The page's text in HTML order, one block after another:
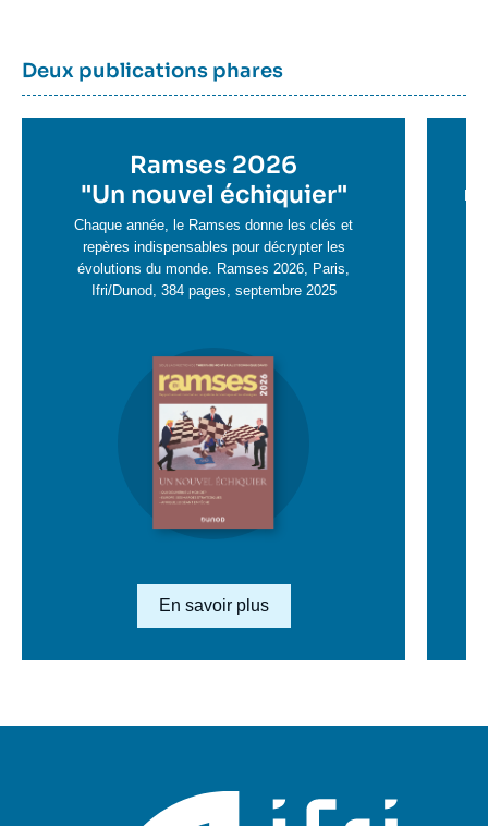
Dernière
parutions
Titre
container
Deux publications phares
en
savoir
plus
Ramses 2026
"Un nouvel échiquier"
Chaque année, le Ramses donne les clés et
repères indispensables pour décrypter les
évolutions du monde. Ramses 2026, Paris,
Ifri/Dunod, 384 pages, septembre 2025
savoir
Lien en savoir plus
En savoir plus